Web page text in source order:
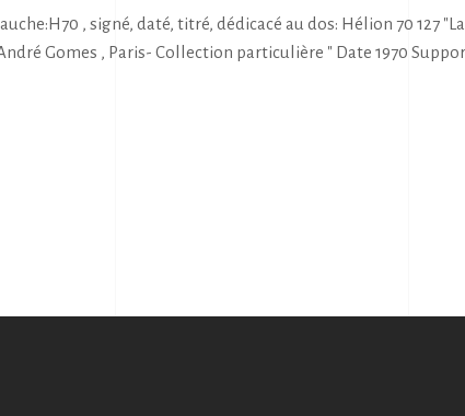
, signé, daté, titré, dédicacé au dos: Hélion 70 127
Gomes , Paris- Collection particulière " Date 1970